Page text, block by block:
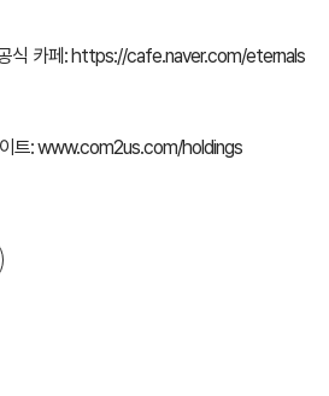
식 카페:https://cafe.naver.com/eternals
트:www.com2us.com/holdings